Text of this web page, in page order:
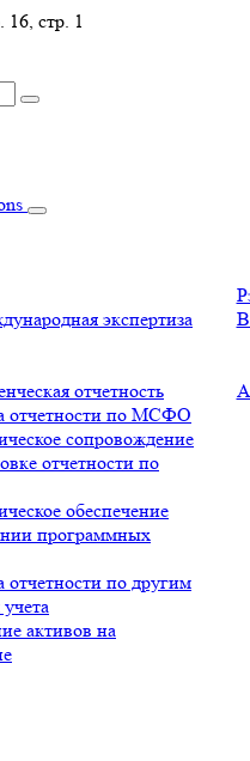
стр. 1
экспертиза
отчетность
отчетности по МСФО
сопровождение
отчетности по
обеспечение
программных
отчетности по другим
активов на